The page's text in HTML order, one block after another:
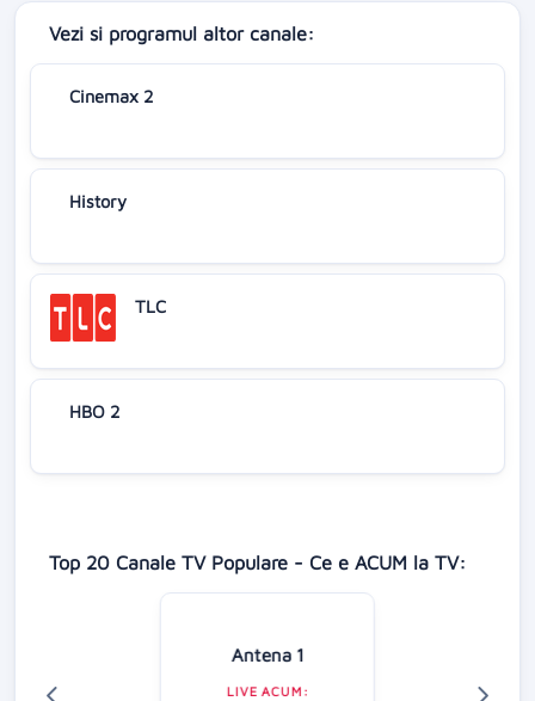
Vezi si programul altor canale:
Cinemax 2
History
TLC
HBO 2
Top 20 Canale TV Populare - Ce e ACUM la TV:
Antena 1
LIVE ACUM: